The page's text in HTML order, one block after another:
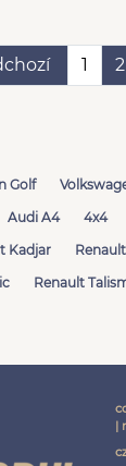
1 2
Golf
Audi A4 4x4
Kadjar
Renault
|